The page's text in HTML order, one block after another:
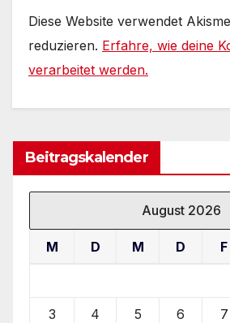
Diese Website verwendet
reduzieren. Erfahre, wie deine
verarbeitet werden.
Beitragskalender
August 2026
M D M D F
3 4 5 6 7